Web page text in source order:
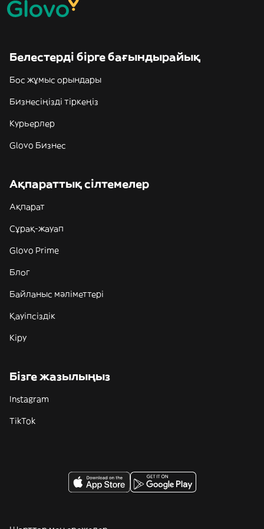
Белестерді бірге бағындырайық
Бос жұмыс орындары
Бизнесіңізді тіркеңіз
Курьерлер
Glovo Бизнес
Ақпараттық сілтемелер
Ақпарат
Сұрақ-жауап
Glovo Prime
Блог
Байланыс мәліметтері
Қауіпсіздік
Кіру
Бізге жазылыңыз
Instagram
TikTok